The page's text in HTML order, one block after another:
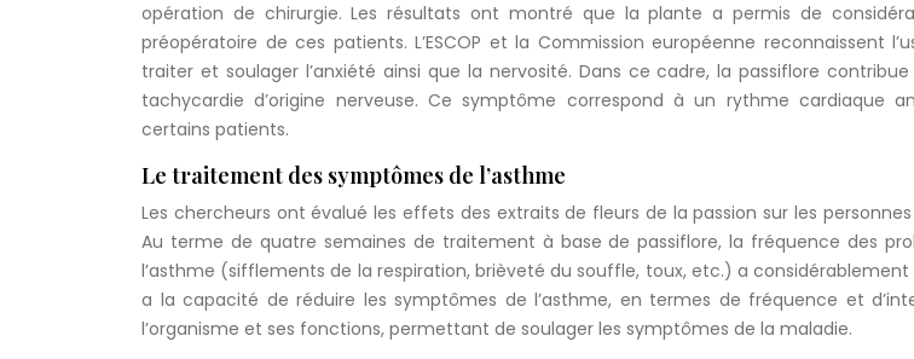
opération de chirurgie. Les résultats ont montré que la plante a permis de
préopératoire de ces patients. L’ESCOP et la Commission européenne reconnaissent
traiter et soulager l’anxiété ainsi que la nervosité. Dans ce cadre, la passiflore
tachycardie d’origine nerveuse. Ce symptôme correspond à un rythme cardiaque
certains patients.
Le traitement des symptômes de l’asthme
Les chercheurs ont évalué les effets des extraits de fleurs de la passion sur les
Au terme de quatre semaines de traitement à base de passiflore, la fréquence des
l’asthme (sifflements de la respiration, brièveté du souffle, toux, etc.) a considérablement
a la capacité de réduire les symptômes de l’asthme, en termes de fréquence et
l’organisme et ses fonctions, permettant de soulager les symptômes de la maladie.